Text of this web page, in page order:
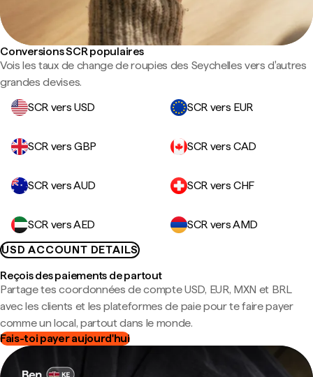
Conversions SCR populaires
Vois les taux de change de roupies des Seychelles vers d'autres
grandes devises.
SCR vers USD
SCR vers EUR
SCR vers GBP SCR vers CAD
SCR vers AUD SCR vers CHF
SCR vers AED
SCR vers AMD
USD ACCOUNT DETAILS
Reçois des paiements de partout
Partage tes coordonnées de compte USD, EUR, MXN et BRL
avec les clients et les plateformes de paie pour te faire payer
comme un local, partout dans le monde.
Fais-toi payer aujourd'hui